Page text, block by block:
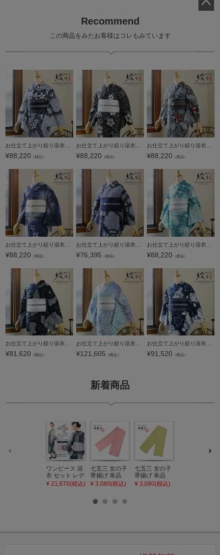
Recommend
この商品をみたお客様はコレもみています
¥88,220 （税込） ¥88,220 （税込） ¥88,220 （税込）
¥88,220 （税込） ¥76,395 （税込） ¥88,220 （税込）
¥81,620 （税込） ¥121,605 （税込） ¥91,520 （税込）
新着商品
ワンピース 浴
衣 セット レデ
ィース 吸水速
タン・夜の葉
¥ 21,670(税込)
七五三 女の子
帯揚げ 単品
「灰桃色」日
びあげ 和装 着
【メール便不
¥ 3,080(税込)
七五三 女の子
帯揚げ 単品
「若葉色」日
【メール便不
¥ 3,080(税込)
【メール便不